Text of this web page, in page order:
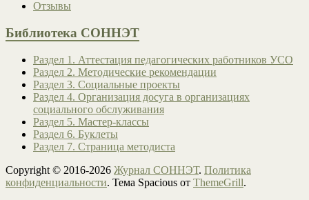
Отзывы
Библиотека СОННЭТ
Раздел 1. Аттестация педагогических работников УСО
Раздел 2. Методические рекомендации
Раздел 3. Социальные проекты
Раздел 4. Организация досуга в организациях
социального обслуживания
Раздел 5. Мастер-классы
Раздел 6. Буклеты
Раздел 7. Страница методиста
Copyright © 2016-2026 Журнал СОННЭТ. Политика
конфиденциальности. Тема Spacious от ThemeGrill.